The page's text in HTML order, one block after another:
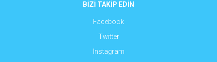
BİZİ TAKİP EDİN
Facebook
Twitter
Instagram